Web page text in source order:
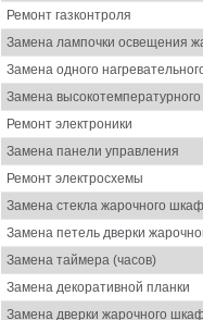
Ремонт газконтроля
Замена лампочки освещения
Замена одного
Замена
Ремонт электроники
Замена панели управления
Ремонт электросхемы
Замена стекла жарочного
Замена петель дверки
Замена таймера (часов)
Замена декоративной планки
Замена дверки жарочного